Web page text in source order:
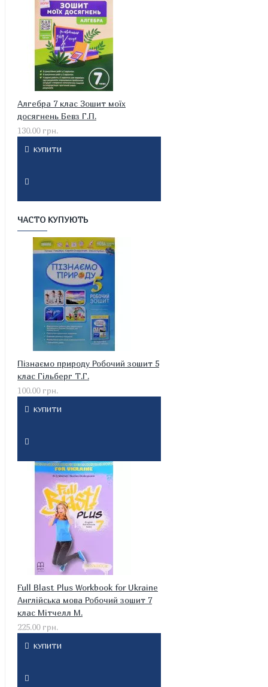
Алгебра 7 клас Зошит моїх
досягнень Бевз Г.П.
130.00 грн.
КУПИТИ
ЧАСТО КУПУЮТЬ
Пізнаємо природу Робочий зошит 5
клас Гільберг Т.Г.
100.00 грн.
КУПИТИ
Full Blast Plus Workbook for Ukraine
Англійська мова Робочий зошит 7
клас Мітчелл М.
225.00 грн.
КУПИТИ